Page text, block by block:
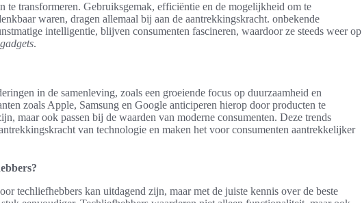
te transformeren. Gebruiksgemak, efficiëntie en de mogelijkheid om te
waren, dragen allemaal bij aan de aantrekkingskracht. onbekende
intelligentie, blijven consumenten fascineren, waardoor ze steeds weer op
.
in de samenleving, zoals een groeiende focus op duurzaamheid en
zoals Apple, Samsung en Google anticiperen hierop door producten te
maar ook passen bij de waarden van moderne consumenten. Deze trends
van technologie en maken het voor consumenten aantrekkelijker
techliefhebbers kan uitdagend zijn, maar met de juiste kennis over de beste